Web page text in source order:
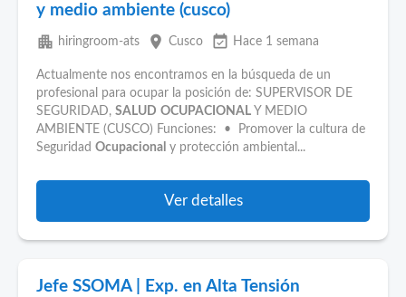
y medio ambiente (cusco)
apartment hiringroom-ats place Cusco event_available Hace 1 semana
Actualmente nos encontramos en la búsqueda de un
profesional para ocupar la posición de: SUPERVISOR DE
SEGURIDAD, SALUD OCUPACIONAL Y MEDIO
AMBIENTE (CUSCO) Funciones: • Promover la cultura de
Seguridad Ocupacional y protección ambiental...
Ver detalles
Jefe SSOMA | Exp. en Alta Tensión